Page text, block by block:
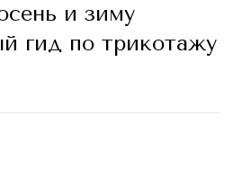
и зиму
гид по трикотажу